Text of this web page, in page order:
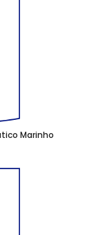
Marinho